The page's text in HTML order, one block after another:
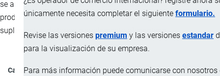
únicamente necesita completar el siguiente formulario.
Revise las versiones premium y las versiones estandar
para la visualización de su empresa.
Para más información puede comunicarse con nosotros
se administran como un complemento a la dieta, estos
productos también forman parte de la categoría de
suplementos dietarios o suplemento alimenticio.
Característica